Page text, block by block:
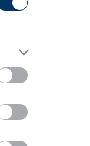
Kövess minket a